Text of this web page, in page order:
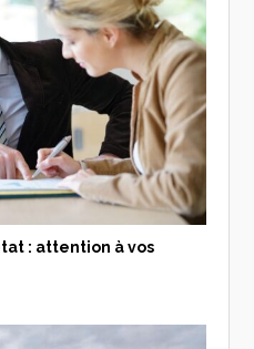
: attention à vos